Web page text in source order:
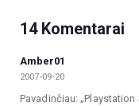
14 Komentarai
Amber01
2007-09-20
Pavadinčiau: